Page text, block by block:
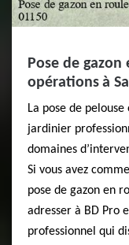
Pose de
opérations à
La pose de
jardinier
domaines
Si vous avez
pose de gazon en
adresser à BD Pro
professionnel qui